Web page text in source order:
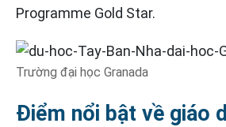
Programme Gold Star.
Trường đại học Granada
Điểm nổi bật về giáo